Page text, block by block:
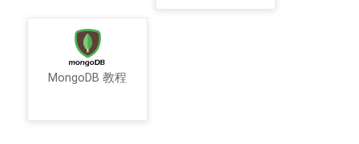
MongoDB 教程